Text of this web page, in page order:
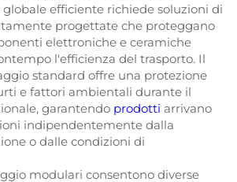
efficiente richiede soluzioni di
progettate che proteggano
elettroniche e ceramiche
l'efficienza del trasporto. Il
standard offre una protezione
e fattori ambientali durante il
garantendo prodotti arrivano
indipendentemente dalla
o dalle condizioni di
modulari consentono diverse